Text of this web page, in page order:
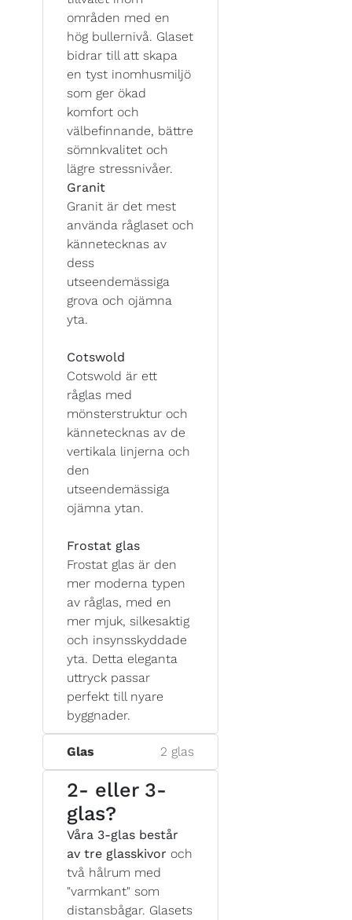
områden med en
hög bullernivå. Glaset
bidrar till att skapa
en tyst inomhusmiljö
som ger ökad
komfort och
välbefinnande, bättre
sömnkvalitet och
lägre stressnivåer.
Granit
Granit är det mest
använda råglaset och
kännetecknas av
dess
utseendemässiga
grova och ojämna
yta.
Cotswold
Cotswold är ett
råglas med
mönsterstruktur och
kännetecknas av de
vertikala linjerna och
den
utseendemässiga
ojämna ytan.
Frostat glas
Frostat glas är den
mer moderna typen
av råglas, med en
mer mjuk, silkesaktig
och insynsskyddade
yta. Detta eleganta
uttryck passar
perfekt till nyare
byggnader.
Glas 2 glas
2- eller 3-
glas?
Våra 3-glas består
av tre glasskivor och
två hålrum med
"varmkant" som
distansbågar. Glasets